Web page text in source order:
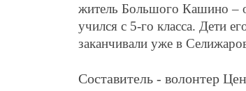
житель Большого Кашино –
учился с 5-го класса. Дети
заканчивали уже в
Составитель - волонтер